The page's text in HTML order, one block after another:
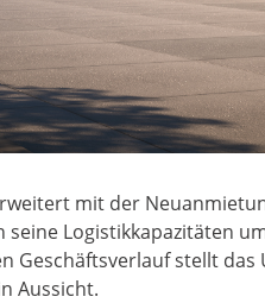
mit der
Logistikkapazitäten
Geschäftsverlauf stellt
Aussicht.